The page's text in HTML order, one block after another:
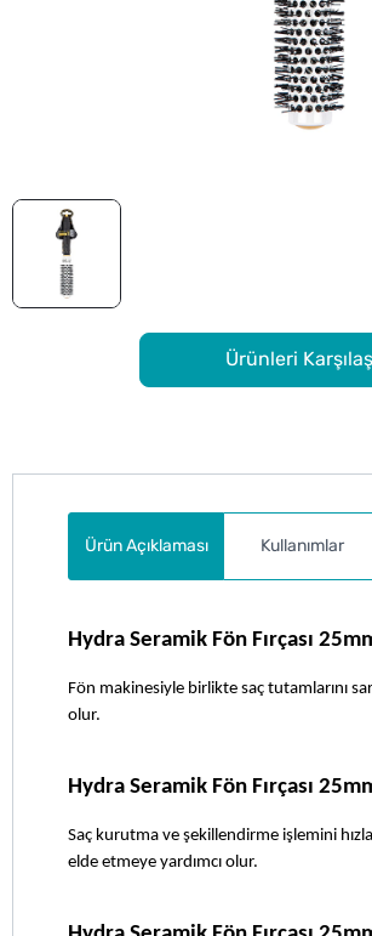
Ürünleri
Ürün Açıklaması Kullanımlar
Hydra Seramik Fön Fırçası
Fön makinesiyle birlikte saç tutamlarını
olur.
Hydra Seramik Fön Fırçası
Saç kurutma ve şekillendirme işlemini
elde etmeye yardımcı olur.